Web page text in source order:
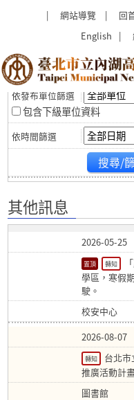
網站導覽
回
English
其他訊息 - 臺北
中學
包含下級單位資料
搜尋/
其他訊息
2026-05-25
轉知
學區，寒假
駛。
校安中心
2026-08-07
轉知
台北市
推廣活動計
圖書館